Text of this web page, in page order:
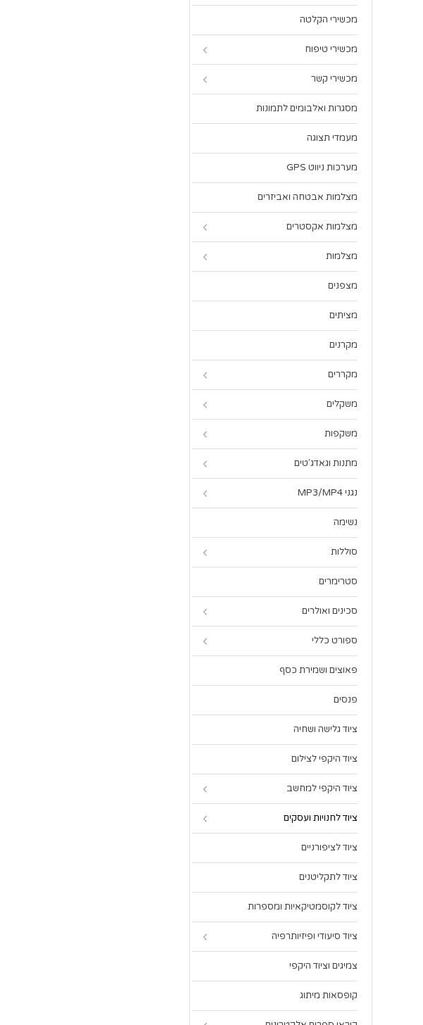
מכשירי הקלטה
מכשירי טיפוח
מכשירי קשר
מסגרות ואלבומים לתמונות
מעמדי תצוגה
מערכות ניווט GPS
מצלמות אבטחה ואביזרים
מצלמות אקסטרים
מצלמות
מצפנים
מציתים
מקרנים
מקררים
משקלים
משקפות
מתנות וגאדג'טים
נגני MP3/MP4
נשימה
סוללות
סטרימרים
סכינים ואולרים
ספורט כללי
פאוצים ושמירת כסף
פנסים
ציוד גלישה ושחיה
ציוד היקפי לצילום
ציוד היקפי למחשב
ציוד לחנויות ועסקים
ציוד לציפורניים
ציוד לתקליטנים
ציוד לקוסמטיקאיות ומספרות
ציוד סיעודי ופיזיותרפיה
צמיגים וציוד היקפי
קופסאות מיתוג